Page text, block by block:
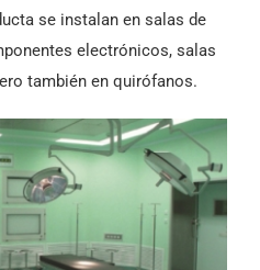
se instalan en salas de
electrónicos, salas
también en quirófanos.